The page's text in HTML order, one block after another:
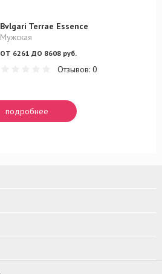
Bvlgari Terrae Essence
Мужская
ОТ 6261 ДО 8608 руб.
Отзывов: 0
подробнее